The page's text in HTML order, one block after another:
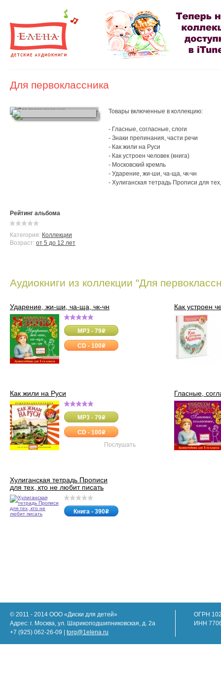
Для первоклассника
Рейтинг альбома
Категория: Коллекции
Возраст: от 5 до 12 лет
Товары включенные в коллекцию:
- Гласные, согласные, слоги
- Знаки препинания, части речи
- Как жили на Руси
- Как устроен человек (книга)
- Московский кремль
- Ударение, жи-ши, ча-ща, чк-чн
- Хулиганская тетрадь Прописи для
Аудиокниги из коллекции "Для
Ударение, жи-ши, ча-ща, чк-чн
MP3 - 79o
CD - 100o
Как устроен
Как жили на Руси
MP3 - 79o
CD - 100o
Послушать
Гласные,
Хулиганская тетрадь Прописи
для тех, кто не любит писать
Книга - 390o
© 2011 - 2014 ООО «Диски для детей»
Адрес: г. Москва, ул. Шарикоподшипниковская, д. 2а
+7 (925) 062-26-09 | torg@1elena.ru
ОГРН
ИНН